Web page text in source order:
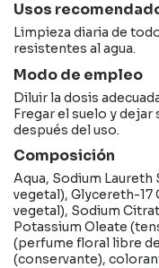
Usos
Limpieza diaria de
resistentes al agua.
Modo de empleo
Diluir la dosis
Fregar el suelo y dejar
después del uso.
Composición
Aqua, Sodium
vegetal), Glycereth-
vegetal), Sodium
Potassium Oleate
(perfume floral libre
(conservante),